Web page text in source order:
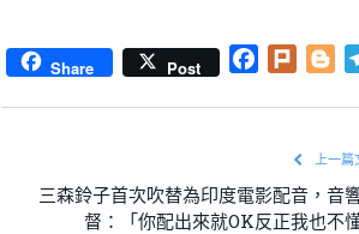
Share Post Facebook
Plurk
上一
三森鈴子首次吹替為印度電影配音，音
督：「你配出來就OK反正我也不懂